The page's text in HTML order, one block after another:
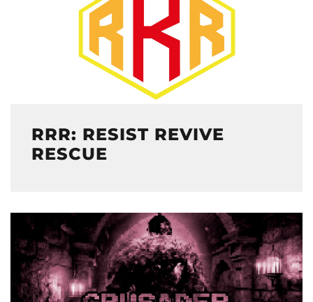
RRR: RESIST REVIVE
RESCUE